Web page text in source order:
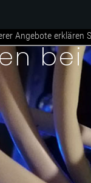
bei
Angebote